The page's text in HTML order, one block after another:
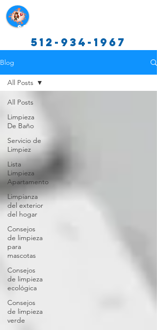
Servicios de limpieza de
512-934-1967
Blog
All Posts
Limpieza
De Baño
Servicio de
Limpiez
Lista
Limpieza
Apartamento
Limpianza
del exterior
del hogar
Consejos
de limpieza
para
mascotas
Consejos
de limpieza
ecológica
Consejos
de limpieza
verde
All Posts